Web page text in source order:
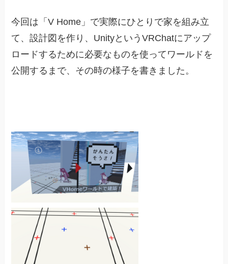
今回は「V Home」で実際にひとりで家を組み立
て、設計図を作り、UnityというVRChatにアップ
ロードするために必要なものを使ってワールドを
公開するまで、その時の様子を書きました。